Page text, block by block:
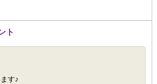
ト
す♪